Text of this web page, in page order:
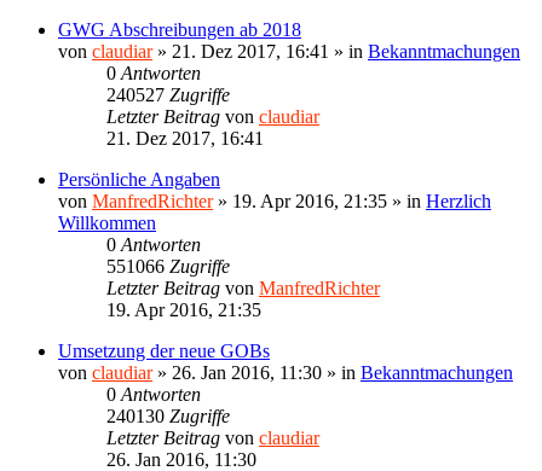
GWG Abschreibungen ab 2018
von claudiar» 21. Dez 2017, 16:41 » in Bekanntmachungen
0 Antworten
240527 Zugriffe
Letzter Beitrag von claudiar
21. Dez 2017, 16:41
Persönliche Angaben
von ManfredRichter» 19. Apr 2016, 21:35 » in Herzlich
Willkommen
0 Antworten
551066 Zugriffe
Letzter Beitrag von ManfredRichter
19. Apr 2016, 21:35
Umsetzung der neue GOBs
von claudiar» 26. Jan 2016, 11:30 » in Bekanntmachungen
0 Antworten
240130 Zugriffe
Letzter Beitrag von claudiar
26. Jan 2016, 11:30